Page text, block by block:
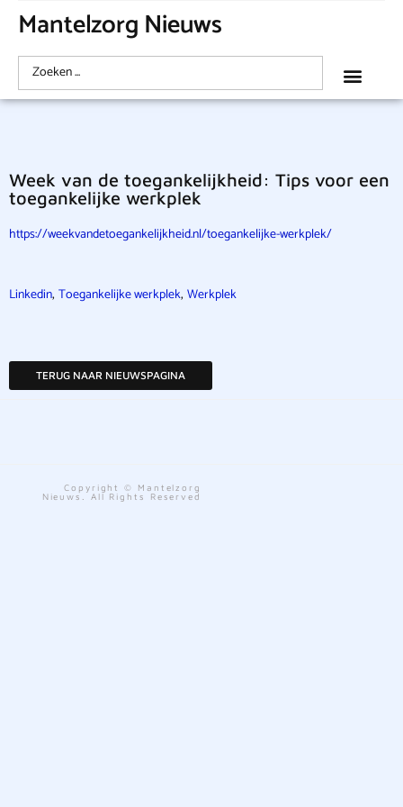
Mantelzorg Nieuws
Week van de toegankelijkheid: Tips voor een
toegankelijke werkplek
https://weekvandetoegankelijkheid.nl/toegankelijke-werkplek/
Linkedin, Toegankelijke werkplek, Werkplek
TERUG NAAR NIEUWSPAGINA
Copyright © Mantelzorg
Nieuws. All Rights Reserved